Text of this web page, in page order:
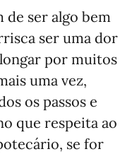
de ser algo bem
ser uma dor
por muitos
uma vez,
os passos e
que respeita ao
se for